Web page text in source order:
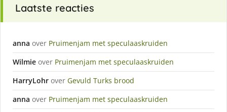
Laatste reacties
anna over Pruimenjam met speculaaskruiden
Wilmie over Pruimenjam met speculaaskruiden
HarryLohr over Gevuld Turks brood
anna over Pruimenjam met speculaaskruiden